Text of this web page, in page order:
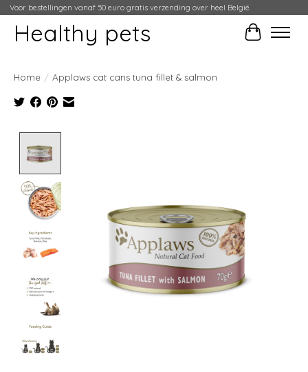
Voor bestellingen vanaf 50 euro gratis verzending over heel België
Healthy pets
Home / Applaws cat cans tuna fillet & salmon